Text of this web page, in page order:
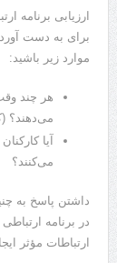
ارزیابی برنامه
برای به دست
موارد زیر باشید:
هر چند
می‌دهند؟
آیا
می‌کنند؟
داشتن پاسخ به
در برنامه
ارتباطات مؤثر